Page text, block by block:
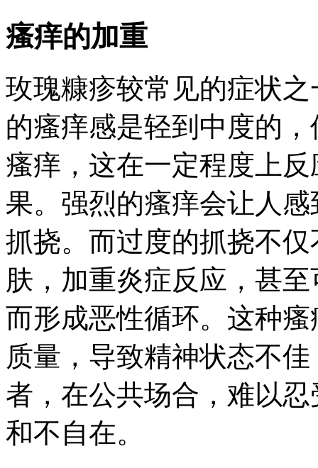
瘙痒的加重
玫瑰糠疹较常见的症状
的瘙痒感是轻到中度的
瘙痒，这在一定程度上
果。强烈的瘙痒会让人
抓挠。而过度的抓挠不
肤，加重炎症反应，甚
而形成恶性循环。这种
质量，导致精神状态不
者，在公共场合，难以
和不自在。